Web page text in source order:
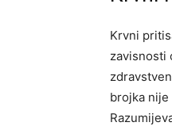
Krvni
zavisnosti
brojka